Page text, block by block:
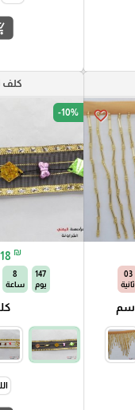
favorite_border
02
ثانية
كلف
-10%
18 ₪
147
يوم
8
ساعة